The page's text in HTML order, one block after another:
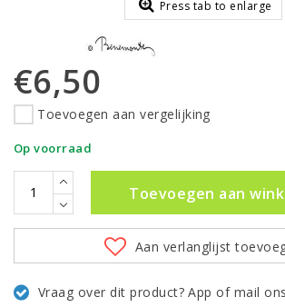
Press tab to enlarge
€6,50
Toevoegen aan vergelijking
Op voorraad
Toevoegen aan
Aan verlanglijst
Vraag over dit product? App of mail ons